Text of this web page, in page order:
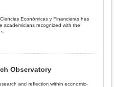
Económicas y Financieras has
academicians recognized with the
Observatory
and reflection within economic-